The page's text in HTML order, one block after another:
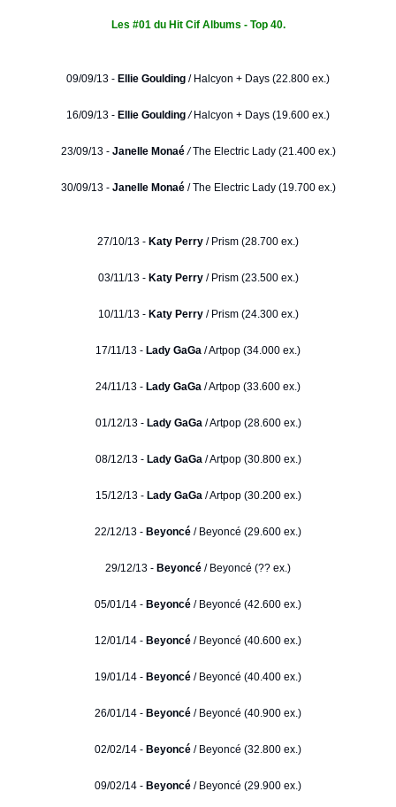
Les #01 du Hit Cif Albums - Top 40.
09/09/13 - Ellie Goulding / Halcyon + Days (22.800 ex.)
16/09/13 - Ellie Goulding /Halcyon + Days (19.600 ex.)
23/09/13 - Janelle Monaé /The Electric Lady (21.400 ex.)
30/09/13 - Janelle Monaé/ The Electric Lady (19.700 ex.)
27/10/13 - Katy Perry / Prism (28.700 ex.)
03/11/13 - Katy Perry/ Prism (23.500 ex.)
10/11/13 - Katy Perry/ Prism (24.300 ex.)
17/11/13 - Lady GaGa / Artpop (34.000 ex.)
24/11/13 - Lady GaGa / Artpop (33.600 ex.)
01/12/13 - Lady GaGa/ Artpop (28.600 ex.)
08/12/13 - Lady GaGa/ Artpop (30.800 ex.)
15/12/13 - Lady GaGa/ Artpop (30.200 ex.)
22/12/13 - Beyoncé / Beyoncé (29.600 ex.)
29/12/13 - Beyoncé / Beyoncé (?? ex.)
05/01/14 - Beyoncé / Beyoncé (42.600 ex.)
12/01/14 - Beyoncé / Beyoncé (40.600 ex.)
19/01/14 - Beyoncé / Beyoncé (40.400 ex.)
26/01/14 - Beyoncé / Beyoncé (40.900 ex.)
02/02/14 - Beyoncé / Beyoncé (32.800 ex.)
09/02/14 - Beyoncé / Beyoncé (29.900 ex.)